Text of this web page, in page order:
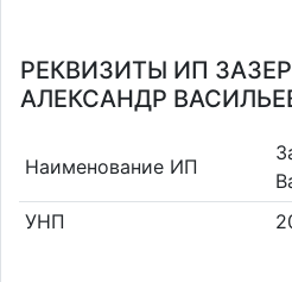
РЕКВИЗИТЫ ИП
АЛЕКСАНДР
Наименование ИП
УНП